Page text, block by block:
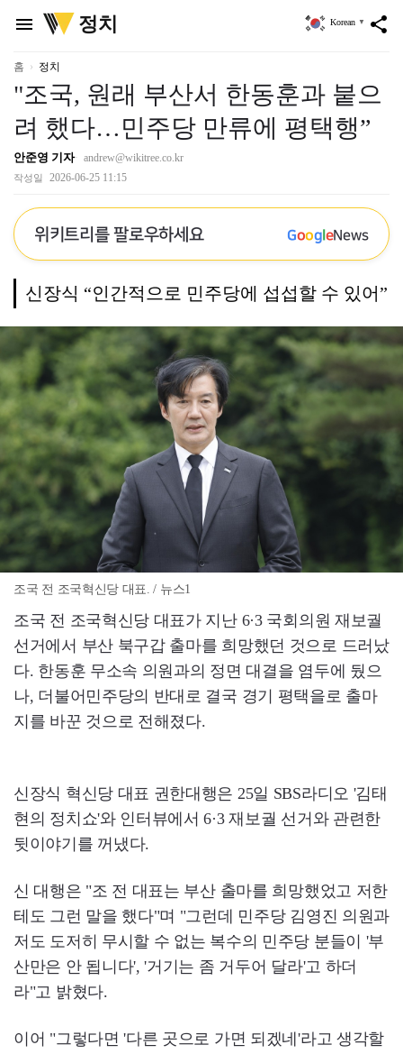
menu
위
키
정치 share
Korean ▼
홈 정치
"조국, 원래 부산서 한동훈과 붙으
려 했다…민주당 만류에 평택행”
안준영 기자 andrew@wikitree.co.kr
작성일 2026-06-25 11:15
위키트리를 팔로우하세요 GoogleNews
신장식 “인간적으로 민주당에 섭섭할 수 있어”
조국 전 조국혁신당 대표. / 뉴스1
조국 전 조국혁신당 대표가 지난 6·3 국회의원 재보궐
선거에서 부산 북구갑 출마를 희망했던 것으로 드러났
다. 한동훈 무소속 의원과의 정면 대결을 염두에 뒀으
나, 더불어민주당의 반대로 결국 경기 평택을로 출마
지를 바꾼 것으로 전해졌다.
신장식 혁신당 대표 권한대행은 25일 SBS라디오 '김태
현의 정치쇼'와 인터뷰에서 6·3 재보궐 선거와 관련한
뒷이야기를 꺼냈다.
신 대행은 "조 전 대표는 부산 출마를 희망했었고 저한
테도 그런 말을 했다"며 "그런데 민주당 김영진 의원과
저도 도저히 무시할 수 없는 복수의 민주당 분들이 '부
산만은 안 됩니다', '거기는 좀 거두어 달라'고 하더
라"고 밝혔다.
이어 "그렇다면 '다른 곳으로 가면 되겠네'라고 생각할